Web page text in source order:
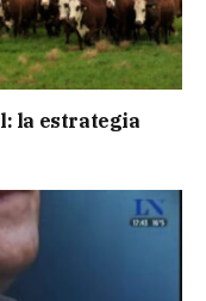
la estrategia